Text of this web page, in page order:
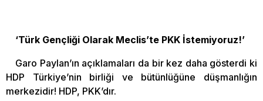
‘Türk Gençliği Olarak Meclis’te PKK İstemiyoruz!’
Garo Paylan’ın açıklamaları da bir kez daha gösterdi ki
HDP Türkiye’nin birliği ve bütünlüğüne düşmanlığın
merkezidir! HDP, PKK’dır.